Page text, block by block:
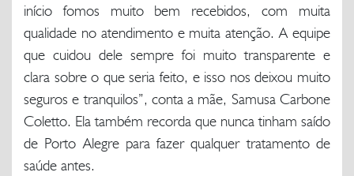
início fomos muito bem recebidos, com muita
qualidade no atendimento e muita atenção. A equipe
que cuidou dele sempre foi muito transparente e
clara sobre o que seria feito, e isso nos deixou muito
seguros e tranquilos”, conta a mãe, Samusa Carbone
Coletto. Ela também recorda que nunca tinham saído
de Porto Alegre para fazer qualquer tratamento de
saúde antes.